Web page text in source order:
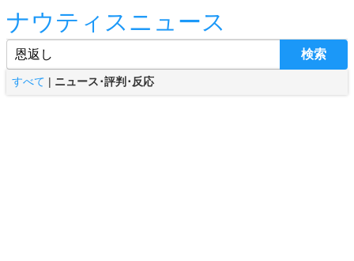
ナウティスニュース
すべて | ニュース･評判･反応